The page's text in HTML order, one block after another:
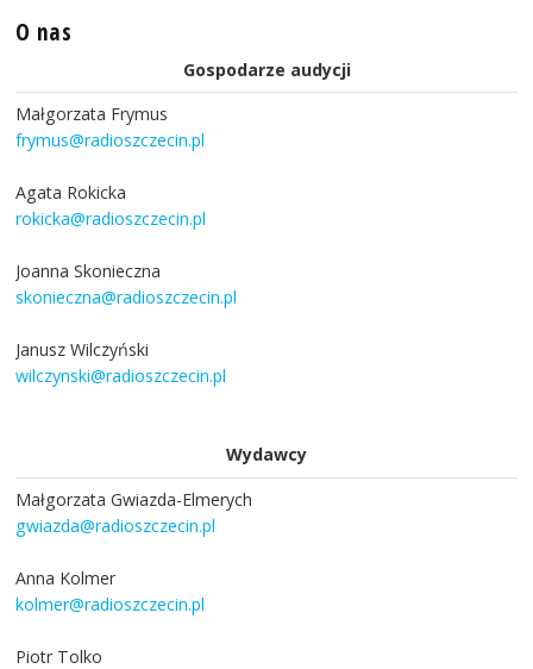
O nas
Gospodarze audycji
Małgorzata Frymus
frymus@radioszczecin.pl
Agata Rokicka
rokicka@radioszczecin.pl
Joanna Skonieczna
skonieczna@radioszczecin.pl
Janusz Wilczyński
wilczynski@radioszczecin.pl
Wydawcy
Małgorzata Gwiazda-Elmerych
gwiazda@radioszczecin.pl
Anna Kolmer
kolmer@radioszczecin.pl
Piotr Tolko